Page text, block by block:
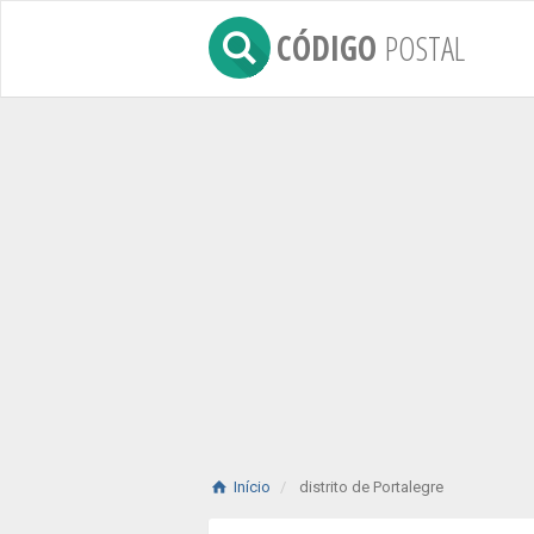
CÓDIGO POSTAL
Início distrito de Portalegre